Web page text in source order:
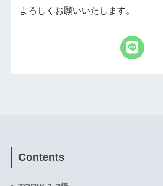
よろしくお願いいたします。
Contents